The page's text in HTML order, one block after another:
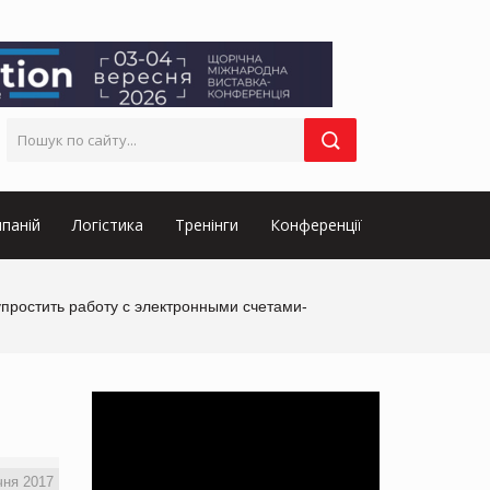
Логістика Тренінги Конференції
работу с электронными счетами-
2017